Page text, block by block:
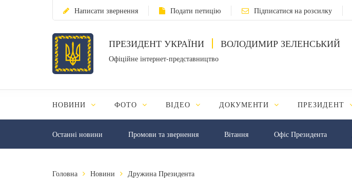
Написати звернення Подати петицію Підписатися на розсилку
ПРЕЗИДЕНТ УКРАЇНИ ВОЛОДИМИР ЗЕЛЕНСЬКИЙ
Офіційне інтернет-представництво
НОВИНИ ФОТО ВІДЕО ДОКУМЕНТИ ПРЕЗИДЕНТ
Останні новини Промови та звернення Вiтання Офіс Президента
Головна Новини Дружина Президента